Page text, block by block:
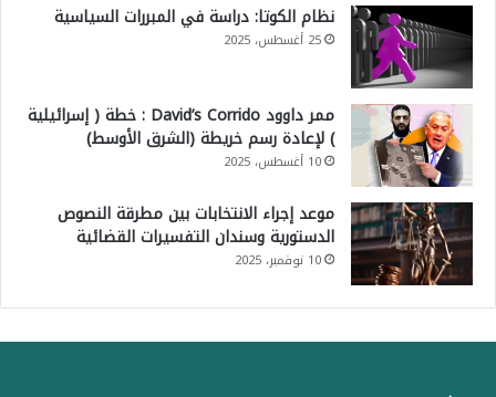
نظام الكوتا: دراسة في المبررات السياسية
25 أغسطس، 2025
ممر داوود David’s Corrido : خطة ( إسرائيلية
) لإعادة رسم خريطة (الشرق الأوسط)
10 أغسطس، 2025
موعد إجراء الانتخابات بين مطرقة النصوص
الدستورية وسندان التفسيرات القضائية
10 نوفمبر، 2025